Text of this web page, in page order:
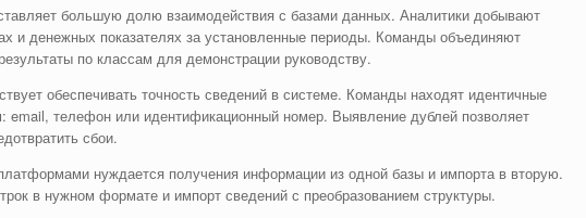
большую долю взаимодействия с базами данных. Аналитики добывают
и денежных показателях за установленные периоды. Команды объединяют
по классам для демонстрации руководству.
обеспечивать точность сведений в системе. Команды находят идентичные
телефон или идентификационный номер. Выявление дублей позволяет
сбои.
нуждается получения информации из одной базы и импорта в вторую.
в нужном формате и импорт сведений с преобразованием структуры.